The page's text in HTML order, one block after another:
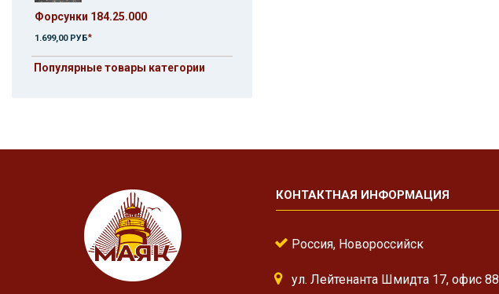
Форсунки 184.25.000
1.699,00 РУБ*
Популярные товары категории
КОНТАКТНАЯ ИНФОРМАЦИЯ
Россия, Новороссийск
ул. Лейтенанта Шмидта 17, офис 88